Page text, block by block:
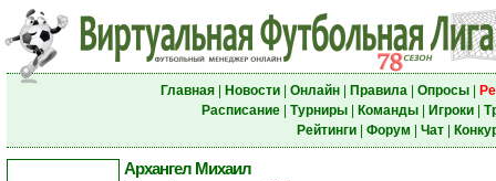
Главная| Новости| Онлайн| Правила| Опросы|
Расписание| Турниры| Команды| Игроки|
Рейтинги| Форум Чат|
Архангел Михаил